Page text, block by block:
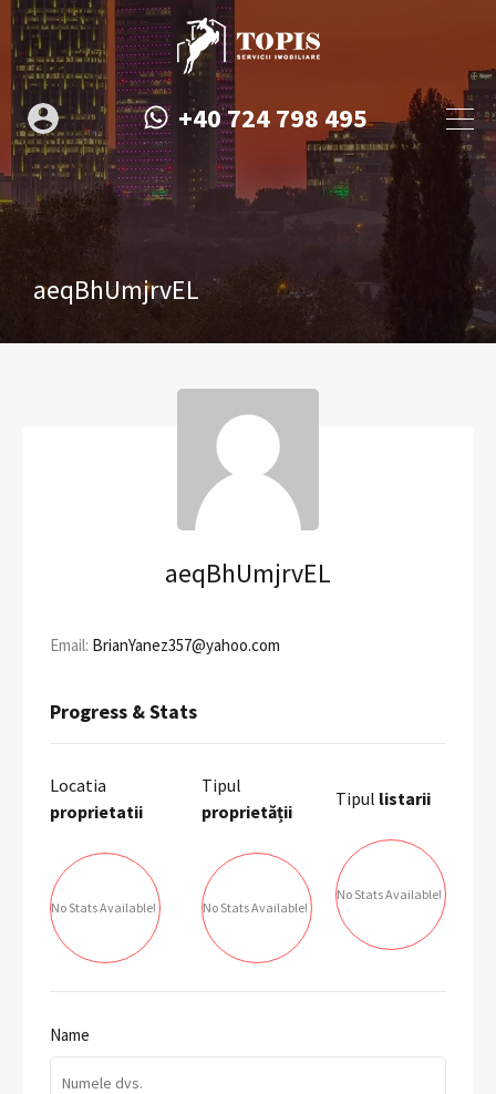
+40 724 798 495
aeqBhUmjrvEL
aeqBhUmjrvEL
Email: BrianYanez357@yahoo.com
Progress & Stats
Locatia
proprietatii
No Stats Available!
Tipul
proprietății
No Stats Available!
Tipul listarii
No Stats Available!
Name